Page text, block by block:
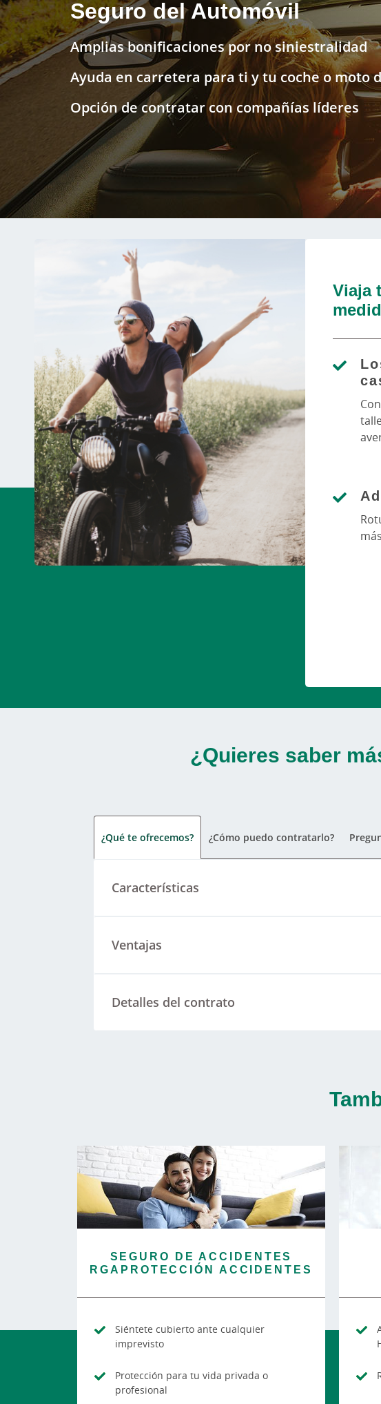
Seguro del Automóvil
Amplias bonificaciones por no siniestralidad
Ayuda en carretera para ti y tu coche o moto
Opción de contratar con compañías líderes
Viaja
¿Quieres saber
¿Qué te ofrecemos? ¿Cómo puedo contratarlo?
Características
Ventajas
Detalles del contrato
SEGURO DE ACCIDENTES
RGAPROTECCIÓN ACCIDENTES
Siéntete cubierto ante cualquier
imprevisto
Protección para tu vida privada o
profesional